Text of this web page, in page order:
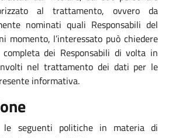
al trattamento, ovvero da
nominati quali Responsabili del
momento, l’interessato può chiedere
dei Responsabili di volta in
nel trattamento dei dati per le
informativa.
seguenti politiche in materia di